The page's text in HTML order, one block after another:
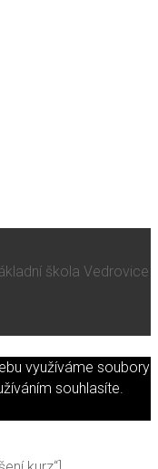
škola Vedrovice
využíváme soubory
souhlasíte.